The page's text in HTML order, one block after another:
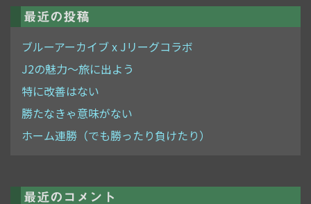
最近の投稿
ブルーアーカイブ x Jリーグコラボ
J2の魅力～旅に出よう
特に改善はない
勝たなきゃ意味がない
ホーム連勝（でも勝ったり負けたり）
最近のコメント